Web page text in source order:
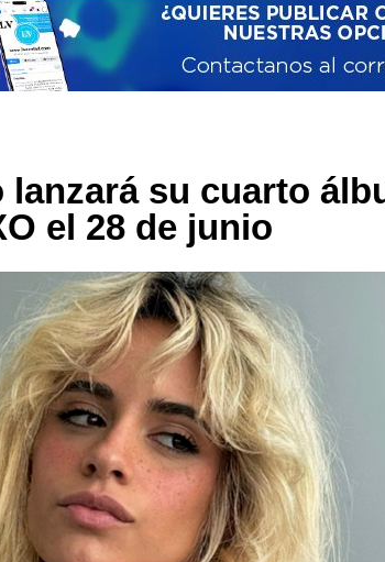
lanzará su cuarto
el 28 de junio